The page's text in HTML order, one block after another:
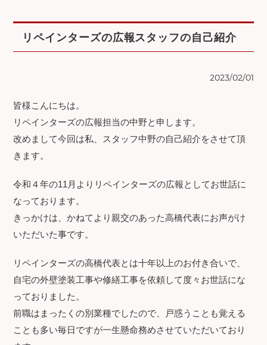
リペインターズの広報スタッフの自己紹介
2023/02/01
皆様こんにちは。
リペインターズの広報担当の中野と申します。
改めまして今回は私、スタッフ中野の自己紹介をさせて頂
きます。
令和４年の11月よりリペインターズの広報としてお世話に
なっております。
きっかけは、かねてより親交のあった高橋代表にお声がけ
いただいた事です。
リペインターズの高橋代表とは十年以上のお付き合いで、
自宅の外壁塗装工事や修繕工事を依頼して度々お世話にな
っておりました。
前職はまったくの別業種でしたので、戸惑うことも覚える
ことも多い毎日ですが一生懸命務めさせていただいており